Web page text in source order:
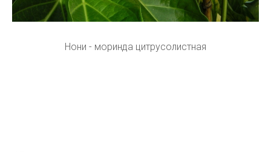
Нони - моринда цитрусолистная